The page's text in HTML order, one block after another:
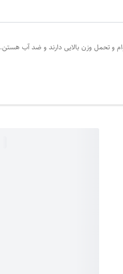
و تحمل وزن بالایی دارند و ضد آب هستن.